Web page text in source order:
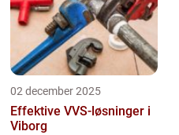
02 december 2025
Effektive VVS-løsninger i
Viborg